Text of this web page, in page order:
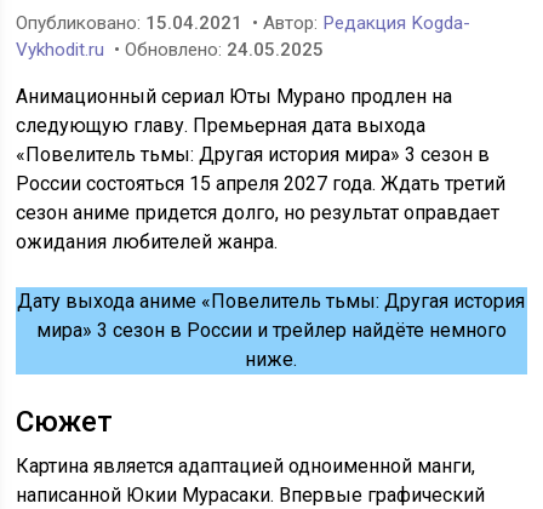
Опубликовано: 15.04.2021 • Автор: Редакция Kogda-
Vykhodit.ru • Обновлено: 24.05.2025
Анимационный сериал Юты Мурано продлен на
следующую главу. Премьерная дата выхода
«Повелитель тьмы: Другая история мира» 3 сезон в
России состояться 15 апреля 2027 года. Ждать третий
сезон аниме придется долго, но результат оправдает
ожидания любителей жанра.
Дату выхода аниме «Повелитель тьмы: Другая история
мира» 3 сезон в России и трейлер найдёте немного
ниже.
Сюжет
Картина является адаптацией одноименной манги,
написанной Юкии Мурасаки. Впервые графический